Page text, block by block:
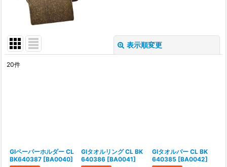
表示順変更
20件
GIペーパーホルダー CL
BK640387 [BA0040]
GIタオルリング CL BK
640386 [BA0041]
GIタオルバー CL BK
640385 [BA0042]